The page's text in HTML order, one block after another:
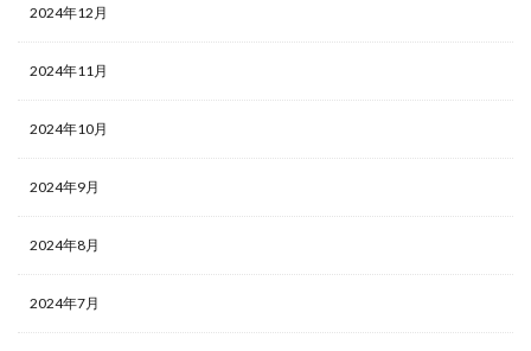
2024年12月
2024年11月
2024年10月
2024年9月
2024年8月
2024年7月